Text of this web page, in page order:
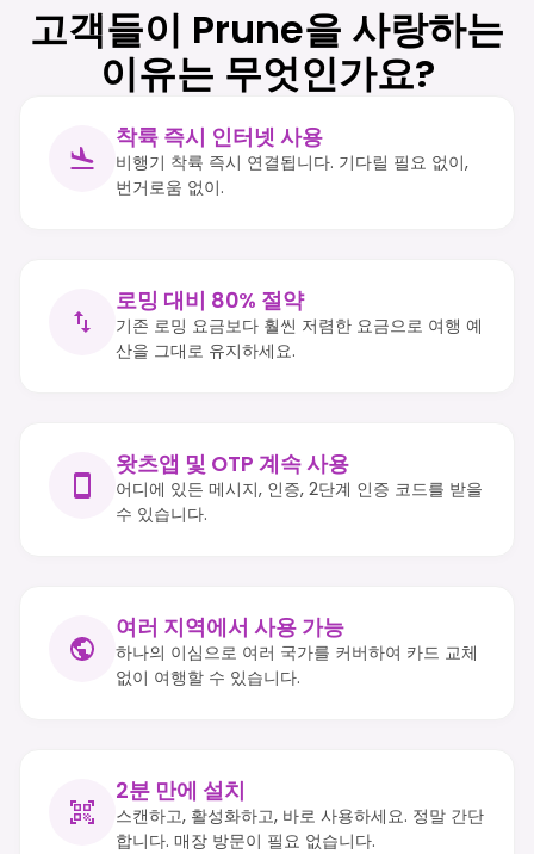
고객들이 Prune을 사랑하는
이유는 무엇인가요?
착륙 즉시 인터넷 사용
비행기 착륙 즉시 연결됩니다. 기다릴 필요 없이,
번거로움 없이.
로밍 대비 80% 절약
기존 로밍 요금보다 훨씬 저렴한 요금으로 여행 예
산을 그대로 유지하세요.
왓츠앱 및 OTP 계속 사용
어디에 있든 메시지, 인증, 2단계 인증 코드를 받을
수 있습니다.
여러 지역에서 사용 가능
하나의 이심으로 여러 국가를 커버하여 카드 교체
없이 여행할 수 있습니다.
2분 만에 설치
스캔하고, 활성화하고, 바로 사용하세요. 정말 간단
합니다. 매장 방문이 필요 없습니다.